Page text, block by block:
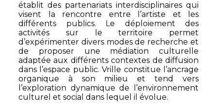
établit des partenariats interdisciplinaires qui
visent la rencontre entre l’artiste et les
différents publics. Le déploiement des
activités sur le territoire permet
d’expérimenter divers modes de recherche et
de proposer une médiation culturelle
adaptée aux différents contextes de diffusion
dans l’espace public. Vrille constitue l’ancrage
organique à son milieu et tend vers
l’exploration dynamique de l’environnement
culturel et social dans lequel il évolue.